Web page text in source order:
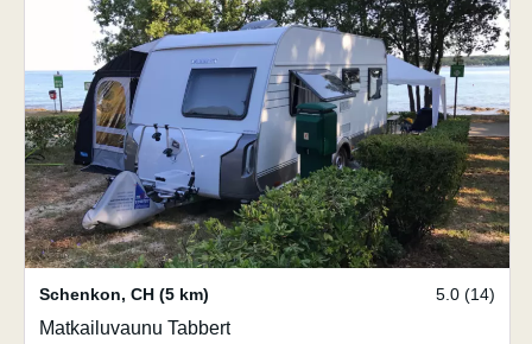
Schenkon, CH (5 km) 5.0 (14)
Matkailuvaunu Tabbert